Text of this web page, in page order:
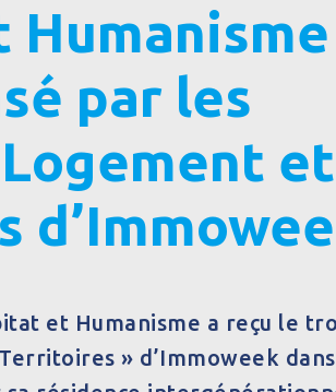
par les
et
et Humanisme a reçu le
» d’Immoweek